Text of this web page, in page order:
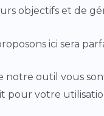
objectifs et de
ici sera
notre outil vous
votre